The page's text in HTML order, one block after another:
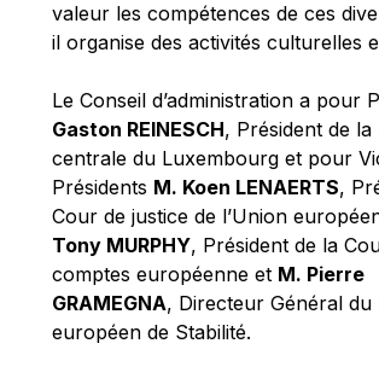
Paolo Mengozzi
Paschal Donohoe
Pat Cox
Patrizia Nanz
Philippe Maystadt
Pierre Gramegna
Richard Pelly
Robert Goebbels
Robert REYNDERS
valeur les compétences de ces
il organise des activités culturelles
Le Conseil d’administration a pour
Gaston REINESCH, Président de la
centrale du Luxembourg et pour
Présidents M. Koen LENAERTS,
Cour de justice de l’Union
Tony MURPHY, Président de la
comptes européenne et M. Pierre
GRAMEGNA, Directeur Général du
européen de Stabilité.